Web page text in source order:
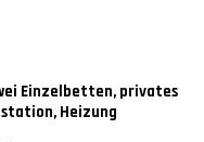
Einzelbetten, privates
Heizung